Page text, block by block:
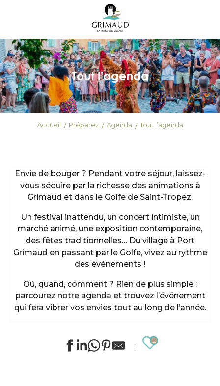
principal
Tout l'agenda
Accueil Préparez Agenda Tout l’agenda
Envie de bouger ? Pendant votre séjour, laissez-
vous séduire par la richesse des animations à
Grimaud et dans le Golfe de Saint-Tropez.
Un festival inattendu, un concert intimiste, un
marché animé, une exposition contemporaine,
des fêtes traditionnelles… Du village à Port
Grimaud en passant par le Golfe, vivez au rythme
des événements !
Où, quand, comment ? Rien de plus simple :
parcourez notre agenda et trouvez l’événement
qui fera vibrer vos envies tout au long de l’année.
Ajouter